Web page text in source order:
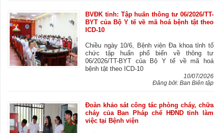
BVĐK tỉnh: Tập huấn thông tư 06/2026/TT-
BYT của Bộ Y tế về mã hoá bệnh tật theo
ICD-10
Chiều ngày 10/6, Bệnh viện Đa khoa tỉnh tổ
chức tập huấn phổ biến về thông tư
06/2026/TT-BYT của Bộ Y tế về mã hoá
bệnh tật theo ICD-10
10/07/2026
Đăng bởi: Ban Biên tập
Đoàn khảo sát công tác phòng cháy, chữa
cháy của Ban Pháp chế HĐND tỉnh làm
việc tại Bệnh viện